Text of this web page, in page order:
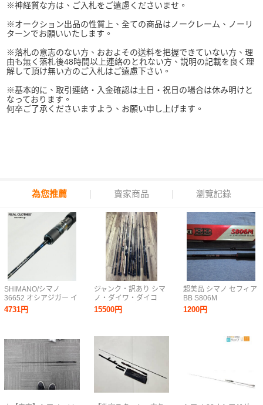
※神経質な方は、ご入札をご遠慮くださいませ。
※オークション出品の性質上、全ての商品はノークレーム、ノーリ
ターンでお願いいたします。
※落札の意志のない方、おおよその送料を把握できていない方、理
由も無く落札後48時間以上連絡のとれない方、説明の記載を良く理
解して頂け無い方のご入札はご遠慮下さい。
※基本的に、取引連絡・入金確認は土日・祝日の場合は休み明けと
なっております。
何卒ご了承くださいますよう、お願い申し上げます。
為您推薦 賣家商品 瀏覽記錄
SHIMANO/シマノ
36652 オシアジガー イ
ンフィニティ B634 ベ
イトロッド ジギングロ
4731円
ジャンク・訳あり シマ
ノ・ダイワ・ダイコ
ー・ヤマガブランク
ス・メジャークラフ
15500円
超美品 シマノ セフィア
BB S806M
1200円